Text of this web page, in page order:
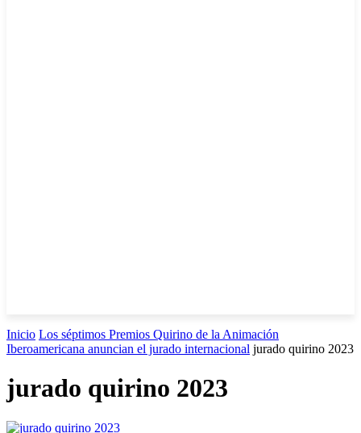
Inicio Los séptimos Premios Quirino de la Animación
Iberoamericana anuncian el jurado internacional jurado quirino 2023
jurado quirino 2023